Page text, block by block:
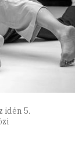
idén 5.